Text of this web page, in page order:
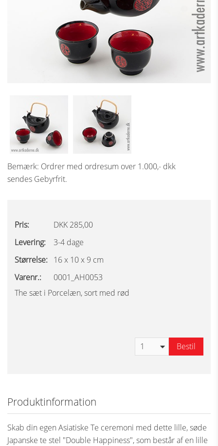
Bemærk: Ordrer med ordresum over 1.000,- dkk
sendes Gebyrfrit.
Pris:
DKK 285,00
Levering:
3-4 dage
Størrelse: 16 x 10 x 9 cm
Varenr.:
0001_AH0053
The sæt i Porcelæn, sort med rød
Bestil
Produktinformation
Skab din egen Asiatiske Te ceremoni med dette lille, søde
Japanske te stel "Double Happiness", som består af en lille